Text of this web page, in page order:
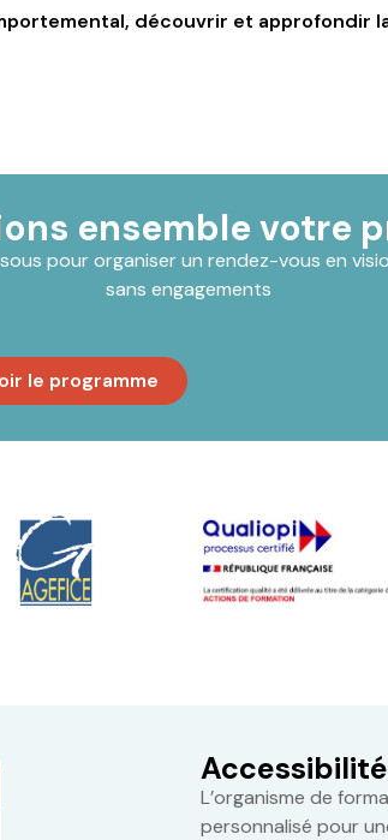
découvrir et approfondir
ensemble votre
pour organiser un rendez-vous en
sans engagements
le programme
Accessibilité
L’organisme de
personnalisé pour